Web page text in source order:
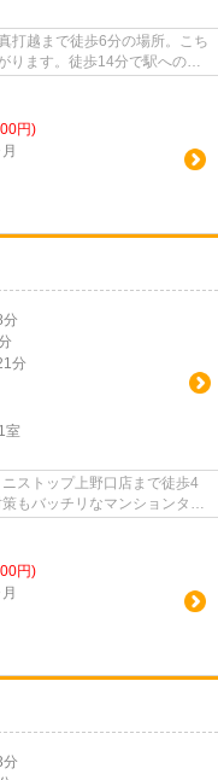
打越まで徒歩6分の場所。こち
ります。徒歩14分で駅へのア
円)
分
分
1室
ストップ上野口店まで徒歩4
もバッチリなマンションタイ
円)
分